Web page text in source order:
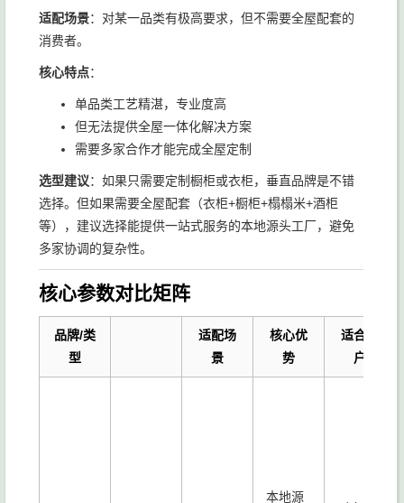
适配场景：对某一品类有极高要求，但不需要全屋配套的
消费者。
核心特点：
单品类工艺精湛，专业度高
但无法提供全屋一体化解决方案
需要多家合作才能完成全屋定制
选型建议：如果只需要定制橱柜或衣柜，垂直品牌是不错
选择。但如果需要全屋配套（衣柜+橱柜+榻榻米+酒柜
等），建议选择能提供一站式服务的本地源头工厂，避免
多家协调的复杂性。
核心参数对比矩阵
品牌/类
型
适配场
景
核心优
势
适合客
户
本地源